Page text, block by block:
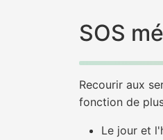
SOS
Recourir aux
fonction de
Le jour et